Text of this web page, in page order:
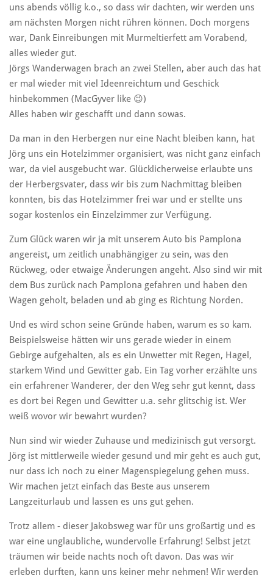
uns abends völlig k.o., so dass wir dachten, wir werden uns
am nächsten Morgen nicht rühren können. Doch morgens
war, Dank Einreibungen mit Murmeltierfett am Vorabend,
alles wieder gut.
Jörgs Wanderwagen brach an zwei Stellen, aber auch das hat
er mal wieder mit viel Ideenreichtum und Geschick
hinbekommen (MacGyver like 😉)
Alles haben wir geschafft und dann sowas.
Da man in den Herbergen nur eine Nacht bleiben kann, hat
Jörg uns ein Hotelzimmer organisiert, was nicht ganz einfach
war, da viel ausgebucht war. Glücklicherweise erlaubte uns
der Herbergsvater, dass wir bis zum Nachmittag bleiben
konnten, bis das Hotelzimmer frei war und er stellte uns
sogar kostenlos ein Einzelzimmer zur Verfügung.
Zum Glück waren wir ja mit unserem Auto bis Pamplona
angereist, um zeitlich unabhängiger zu sein, was den
Rückweg, oder etwaige Änderungen angeht. Also sind wir mit
dem Bus zurück nach Pamplona gefahren und haben den
Wagen geholt, beladen und ab ging es Richtung Norden.
Und es wird schon seine Gründe haben, warum es so kam.
Beispielsweise hätten wir uns gerade wieder in einem
Gebirge aufgehalten, als es ein Unwetter mit Regen, Hagel,
starkem Wind und Gewitter gab. Ein Tag vorher erzählte uns
ein erfahrener Wanderer, der den Weg sehr gut kennt, dass
es dort bei Regen und Gewitter u.a. sehr glitschig ist. Wer
weiß wovor wir bewahrt wurden?
Nun sind wir wieder Zuhause und medizinisch gut versorgt.
Jörg ist mittlerweile wieder gesund und mir geht es auch gut,
nur dass ich noch zu einer Magenspiegelung gehen muss.
Wir machen jetzt einfach das Beste aus unserem
Langzeiturlaub und lassen es uns gut gehen.
Trotz allem - dieser Jakobsweg war für uns großartig und es
war eine unglaubliche, wundervolle Erfahrung! Selbst jetzt
träumen wir beide nachts noch oft davon. Das was wir
erleben durften, kann uns keiner mehr nehmen! Wir werden